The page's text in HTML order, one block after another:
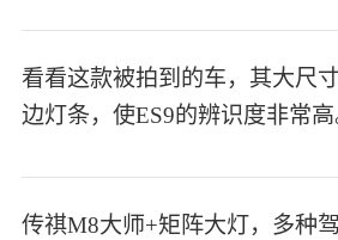
看看这款被拍到的车，其大尺
边灯条，使ES9的辨识度非常
传祺M8大师+矩阵大灯，多种